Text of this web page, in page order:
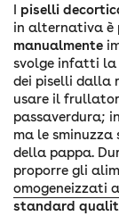
I piselli
in alternativa è
manualmente
svolge infatti la
dei piselli dalla
usare il
passaverdura;
ma le
della pappa.
proporre gli
omogeneizzati
standard